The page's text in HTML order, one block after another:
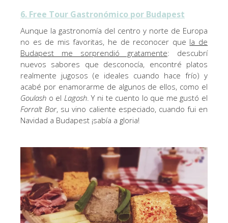
6. Free Tour Gastronómico por Budapest
Aunque la gastronomía del centro y norte de Europa
no es de mis favoritas, he de reconocer que la de
Budapest me sorprendió gratamente: descubrí
nuevos sabores que desconocía, encontré platos
realmente jugosos (e ideales cuando hace frío) y
acabé por enamorarme de algunos de ellos, como el
Goulash o el Lagosh. Y ni te cuento lo que me gustó el
Forralt Bor, su vino caliente especiado, cuando fui en
Navidad a Budapest ¡sabía a gloria!